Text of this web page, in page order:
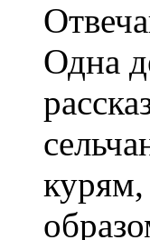
Одна
курям,